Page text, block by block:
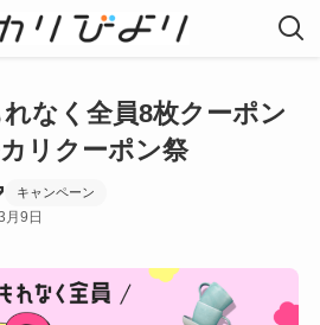
れなく全員8枚クーポン
リクーポン祭
キャンペーン
月9日